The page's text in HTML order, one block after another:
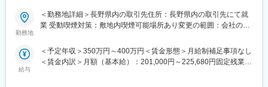
・在籍人数：全国9支社にて約1,000名以上の技術が活躍しており
ます！中途入社者、多数活躍中！
【ワークライフバランスが整う環境】
◎みなし公務員とも呼ばれるのが発注者支援業務です！
【職務概要】
インフラなど大規模な案件を担当することが多く、公共工事が円
滑に進むよう施工管理や資料作成業務などを担当していただきま
勤務地
＜勤務地詳細＞長野県内の取引先住所：長野県内の取引先にて就
業 受動喫煙対策：敷地内喫煙可能場所あり変更の範囲：会社の定
給与
＜予定年収＞350万円～400万円＜賃金形態＞月給制補足事項なし
＜賃金内訳＞月額（基本給）：201,000円～225,680円固定残業手